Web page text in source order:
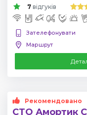
7 відгуків
Зателефонувати
Маршрут
Рекомендовано
СТО Амортик